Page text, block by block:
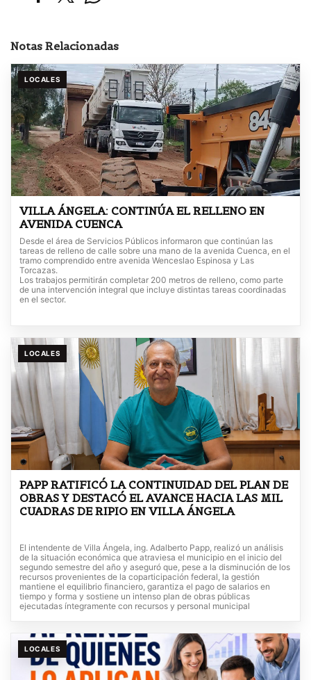
Notas Relacionadas
LOCALES
VILLA ÁNGELA: CONTINÚA EL RELLENO EN
AVENIDA CUENCA
Desde el área de Servicios Públicos informaron que continúan las
tareas de relleno de calle sobre una mano de la avenida Cuenca, en el
tramo comprendido entre avenida Wenceslao Espinosa y Las
Torcazas.
Los trabajos permitirán completar 200 metros de relleno, como parte
de una intervención integral que incluye distintas tareas coordinadas
en el sector.
LOCALES
PAPP RATIFICÓ LA CONTINUIDAD DEL PLAN DE
OBRAS Y DESTACÓ EL AVANCE HACIA LAS MIL
CUADRAS DE RIPIO EN VILLA ÁNGELA
El intendente de Villa Ángela, ing. Adalberto Papp, realizó un análisis
de la situación económica que atraviesa el municipio en el inicio del
segundo semestre del año y aseguró que, pese a la disminución de los
recursos provenientes de la coparticipación federal, la gestión
mantiene el equilibrio financiero, garantiza el pago de salarios en
tiempo y forma y sostiene un intenso plan de obras públicas
ejecutadas íntegramente con recursos y personal municipal
LOCALES